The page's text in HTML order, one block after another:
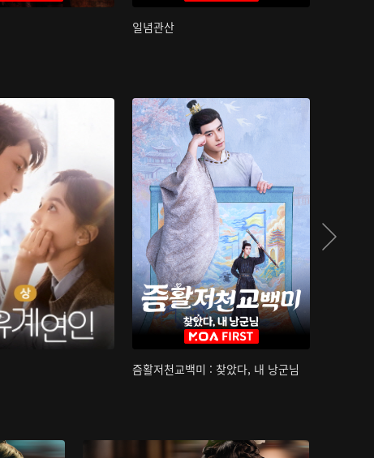
일념관산
즘활저천교백미 : 찾았다, 내 낭군님